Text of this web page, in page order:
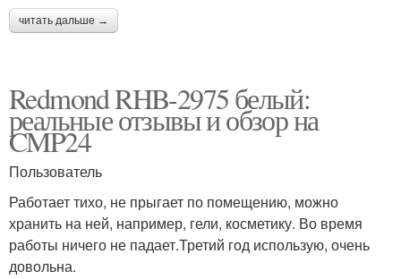
читать дальше →
Redmond RHB-2975 белый:
реальные отзывы и обзор на
CMP24
Пользователь
Работает тихо, не прыгает по помещению, можно
хранить на ней, например, гели, косметику. Во время
работы ничего не падает.Третий год использую, очень
довольна.